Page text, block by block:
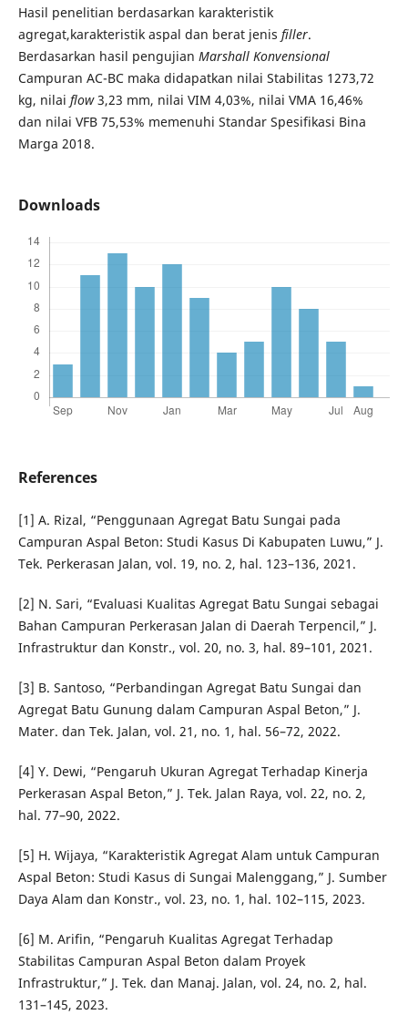
Hasil penelitian berdasarkan karakteristik
agregat,karakteristik aspal dan berat jenis filler.
Berdasarkan hasil pengujian Marshall Konvensional
Campuran AC-BC maka didapatkan nilai Stabilitas 1273,72
kg, nilai flow3,23 mm, nilai VIM 4,03%, nilai VMA 16,46%
dan nilai VFB 75,53% memenuhi Standar Spesifikasi Bina
Marga 2018.
Downloads
References
[1] A. Rizal, “Penggunaan Agregat Batu Sungai pada
Campuran Aspal Beton: Studi Kasus Di Kabupaten Luwu,” J.
Tek. Perkerasan Jalan, vol. 19, no. 2, hal. 123–136, 2021.
[2] N. Sari, “Evaluasi Kualitas Agregat Batu Sungai sebagai
Bahan Campuran Perkerasan Jalan di Daerah Terpencil,” J.
Infrastruktur dan Konstr., vol. 20, no. 3, hal. 89–101, 2021.
[3] B. Santoso, “Perbandingan Agregat Batu Sungai dan
Agregat Batu Gunung dalam Campuran Aspal Beton,” J.
Mater. dan Tek. Jalan, vol. 21, no. 1, hal. 56–72, 2022.
[4] Y. Dewi, “Pengaruh Ukuran Agregat Terhadap Kinerja
Perkerasan Aspal Beton,” J. Tek. Jalan Raya, vol. 22, no. 2,
hal. 77–90, 2022.
[5] H. Wijaya, “Karakteristik Agregat Alam untuk Campuran
Aspal Beton: Studi Kasus di Sungai Malenggang,” J. Sumber
Daya Alam dan Konstr., vol. 23, no. 1, hal. 102–115, 2023.
[6] M. Arifin, “Pengaruh Kualitas Agregat Terhadap
Stabilitas Campuran Aspal Beton dalam Proyek
Infrastruktur,” J. Tek. dan Manaj. Jalan, vol. 24, no. 2, hal.
131–145, 2023.